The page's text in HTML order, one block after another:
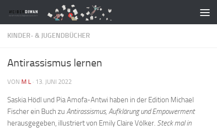
Zum Inhalt springen
KINDER- & JUGENDBÜCHER
Antirassismus lernen
VON M L · 13. JUNI 2022
Saskia Hödl und Pia Amofa-Antwi haben in der Edition Michael
Fischer ein Buch zu Antirassismus, Aufklärung und Empowerment
herausgegeben, illustriert von Emily Claire Völker. Steck mal in